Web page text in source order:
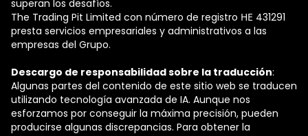
superan los desafíos.
The Trading Pit Limited con número de registro ΗΕ 431291
presta servicios empresariales y administrativos a las
empresas del Grupo.
Descargo de responsabilidad sobre la traducción:
Algunas partes del contenido de este sitio web se traducen
utilizando tecnología avanzada de IA. Aunque nos
esforzamos por conseguir la máxima precisión, pueden
producirse algunas discrepancias. Para obtener la